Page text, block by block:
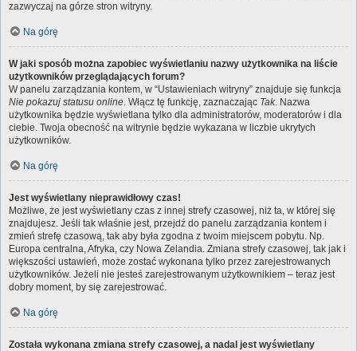
zazwyczaj na górze stron witryny.
Na górę
W jaki sposób można zapobiec wyświetlaniu nazwy użytkownika na liście
użytkowników przeglądających forum?
W panelu zarządzania kontem, w “Ustawieniach witryny” znajduje się funkcja
Nie pokazuj statusu online. Włącz tę funkcję, zaznaczając Tak. Nazwa
użytkownika będzie wyświetlana tylko dla administratorów, moderatorów i dla
ciebie. Twoja obecność na witrynie będzie wykazana w liczbie ukrytych
użytkowników.
Na górę
Jest wyświetlany nieprawidłowy czas!
Możliwe, że jest wyświetlany czas z innej strefy czasowej, niż ta, w której się
znajdujesz. Jeśli tak właśnie jest, przejdź do panelu zarządzania kontem i
zmień strefę czasową, tak aby była zgodna z twoim miejscem pobytu. Np.
Europa centralna, Afryka, czy Nowa Zelandia. Zmiana strefy czasowej, tak jak i
większości ustawień, może zostać wykonana tylko przez zarejestrowanych
użytkowników. Jeżeli nie jesteś zarejestrowanym użytkownikiem – teraz jest
dobry moment, by się zarejestrować.
Na górę
Została wykonana zmiana strefy czasowej, a nadal jest wyświetlany